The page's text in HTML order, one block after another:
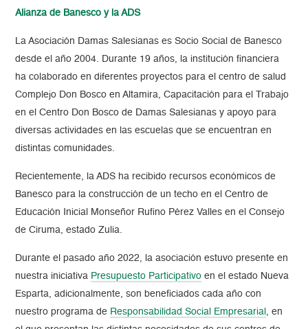
Alianza de Banesco y la ADS
La Asociación Damas Salesianas es Socio Social de Banesco
desde el año 2004. Durante 19 años, la institución financiera
ha colaborado en diferentes proyectos para el centro de salud
Complejo Don Bosco en Altamira, Capacitación para el Trabajo
en el Centro Don Bosco de Damas Salesianas y apoyo para
diversas actividades en las escuelas que se encuentran en
distintas comunidades.
Recientemente, la ADS ha recibido recursos económicos de
Banesco para la construcción de un techo en el Centro de
Educación Inicial Monseñor Rufino Pérez Valles en el Consejo
de Ciruma, estado Zulia.
Durante el pasado año 2022, la asociación estuvo presente en
nuestra iniciativa Presupuesto Participativo en el estado Nueva
Esparta, adicionalmente, son beneficiados cada año con
nuestro programa de Responsabilidad Social Empresarial , en